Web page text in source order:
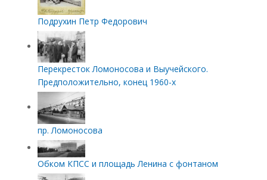
Подрухин Петр Федорович
Перекресток Ломоносова и Выучейского.
Предположительно, конец 1960-х
пр. Ломоносова
Обком КПСС и площадь Ленина с фонтаном